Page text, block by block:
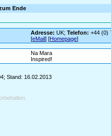
Ende
Adresse: UK;Telefon: +44 (0)
[eMail] [Homepage]
Na Mara
Inspired!
Stand: 16.02.2013